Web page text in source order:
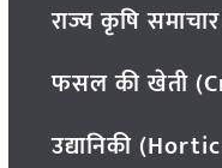
राज्य कृषि
फसल की खेती
उद्यानिकी